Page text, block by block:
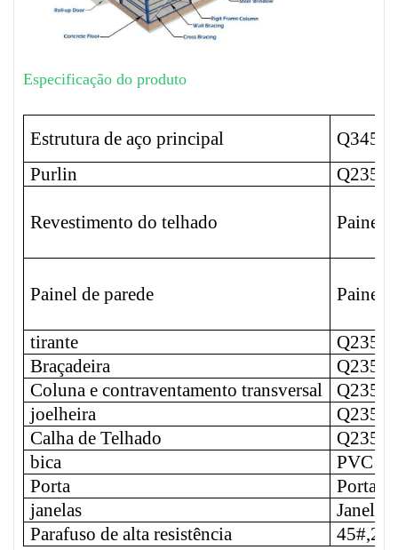
Especificação do produto
Estrutura de aço principal
Q345B
Purlin
Q235B
Revestimento do telhado Painel
Painel de parede Painel
tirante
Q235B
Braçadeira
Q235B
Coluna e contraventamento transversal
Q235B
joelheira
Q235B
Calha de Telhado
Q235B
bica
PVC
Porta
Porta
janelas
Janela
Parafuso de alta resistência